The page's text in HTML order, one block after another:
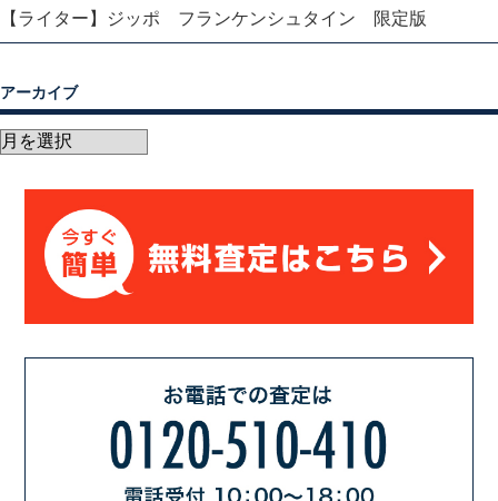
【ライター】ジッポ フランケンシュタイン 限定版
アーカイブ